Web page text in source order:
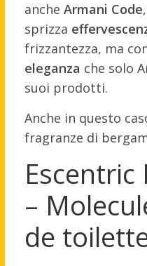
anche Armani Code
sprizza
frizzantezza, ma
eleganza che solo
suoi prodotti.
Anche in questo
fragranze di
Escentric
–
de